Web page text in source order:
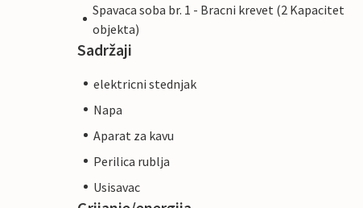
Spavaca soba br. 1 - Bracni krevet (2 Kapacitet
objekta)
Sadržaji
elektricni stednjak
Napa
Aparat za kavu
Perilica rublja
Usisavac